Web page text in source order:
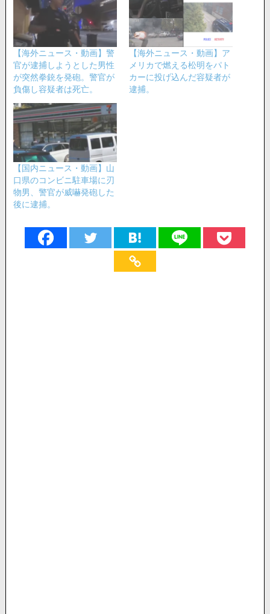
【海外ニュース・動画】警
官が逮捕しようとした男性
が突然拳銃を発砲。警官が
負傷し容疑者は死亡。
【海外ニュース・動画】ア
メリカで燃える松明をパト
カーに投げ込んだ容疑者が
逮捕。
【国内ニュース・動画】山
口県のコンビニ駐車場に刃
物男、警官が威嚇発砲した
後に逮捕。